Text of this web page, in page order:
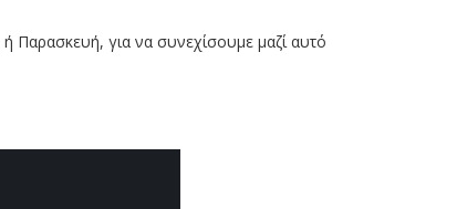
Παρασκευή, για να συνεχίσουμε μαζί αυτό